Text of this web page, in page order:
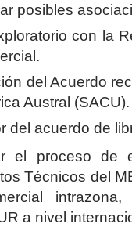
posibles
con la
del Acuerdo
Austral (SACU).
del acuerdo de
el proceso de
Técnicos del
a nivel